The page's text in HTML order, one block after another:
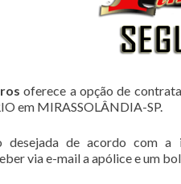
oferece a opção de
em MIRASSOLÂNDIA-SP.
desejada de acordo com
via e-mail a apólice e um